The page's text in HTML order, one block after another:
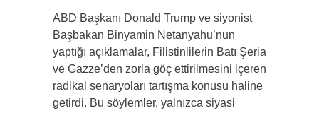
ABD Başkanı Donald Trump ve siyonist
Başbakan Binyamin Netanyahu’nun
yaptığı açıklamalar, Filistinlilerin Batı Şeria
ve Gazze’den zorla göç ettirilmesini içeren
radikal senaryoları tartışma konusu haline
getirdi. Bu söylemler, yalnızca siyasi